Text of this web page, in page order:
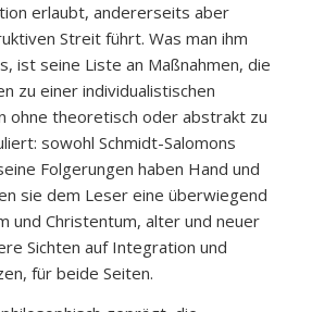
erlaubt, andererseits aber
Streit führt. Was man ihm
ist seine Liste an Maßnahmen, die
zu einer individualistischen
ohne theoretisch oder abstrakt zu
sowohl Schmidt-Salomons
Folgerungen haben Hand und
sie dem Leser eine überwiegend
und Christentum, alter und neuer
Sichten auf Integration und
für beide Seiten.